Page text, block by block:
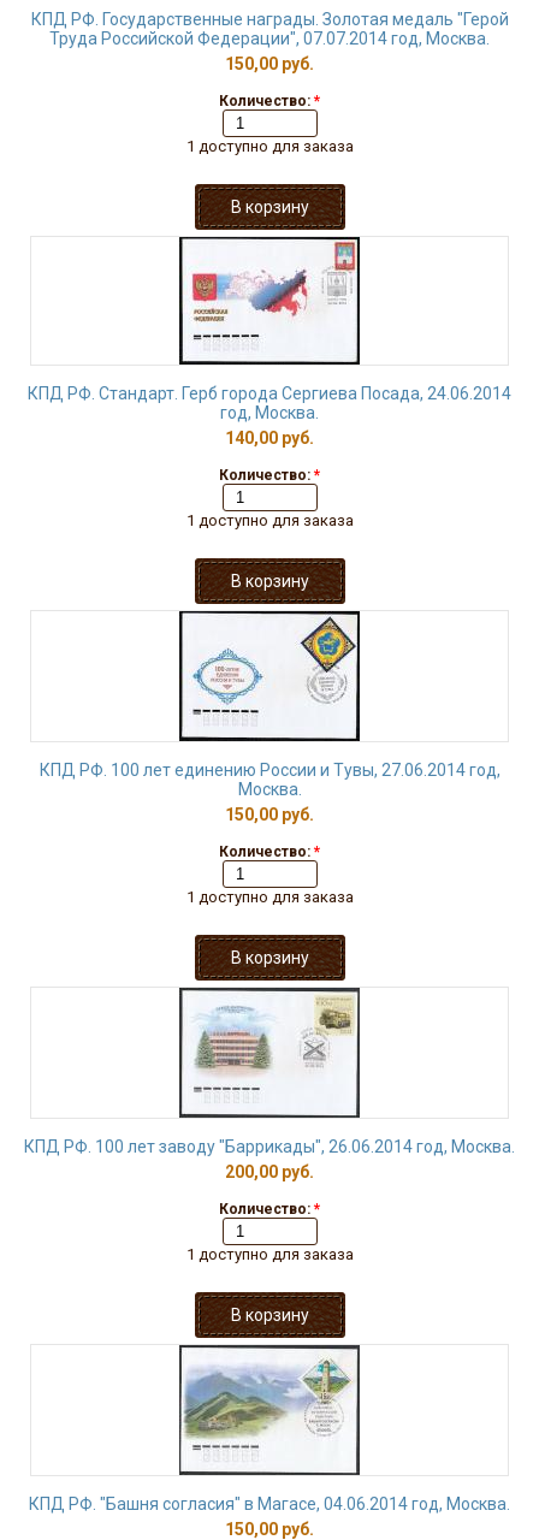
КПД РФ. Государственные награды. Золотая медаль "Герой
Труда Российской Федерации", 07.07.2014 год, Москва.
150,00 руб.
Количество: *
1 доступно для заказа
КПД РФ. Стандарт. Герб города Сергиева Посада, 24.06.2014
год, Москва.
140,00 руб.
Количество: *
1 доступно для заказа
КПД РФ. 100 лет единению России и Тувы, 27.06.2014 год,
Москва.
150,00 руб.
Количество: *
1 доступно для заказа
КПД РФ. 100 лет заводу "Баррикады", 26.06.2014 год, Москва.
200,00 руб.
Количество: *
1 доступно для заказа
КПД РФ. "Башня согласия" в Магасе, 04.06.2014 год, Москва.
150,00 руб.